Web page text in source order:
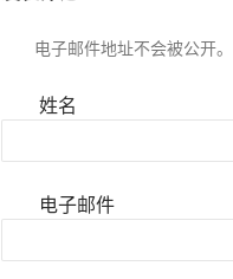
电子邮件地址不会被公开。
姓名
电子邮件